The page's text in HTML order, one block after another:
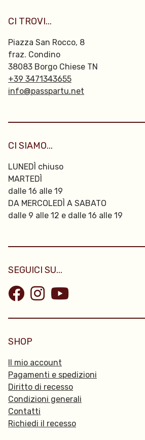
CI TROVI...
Piazza San Rocco, 8
fraz. Condino
38083 Borgo Chiese TN
+39 3471343655
info@passpartu.net
CI SIAMO...
LUNEDÌ chiuso
MARTEDÌ
dalle 16 alle 19
DA MERCOLEDÌ A SABATO
dalle 9 alle 12 e dalle 16 alle 19
SEGUICI SU...
SHOP
Il mio account
Pagamenti e spedizioni
Diritto di recesso
Condizioni generali
Contatti
Richiedi il recesso